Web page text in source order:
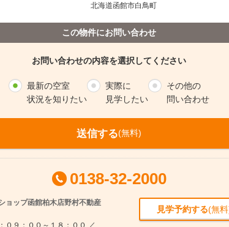
北海道函館市白鳥町
この物件にお問い合わせ
お問い合わせの内容を選択してください
最新の空室
状況を知りたい
実際に
見学したい
その他の
問い合わせ
送信する(無料)
0138-32-2000
ョップ函館柏木店野村不動産
０９：００～１８：００ ／
見学予約する(無